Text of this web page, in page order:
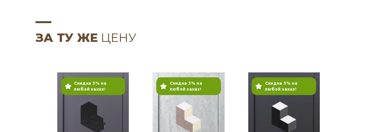
ЗА ТУ ЖЕ ЦЕНУ
Скидка 3% на
любой заказ!
Скидка 3% на
любой заказ!
Скидка 3% на
любой заказ!